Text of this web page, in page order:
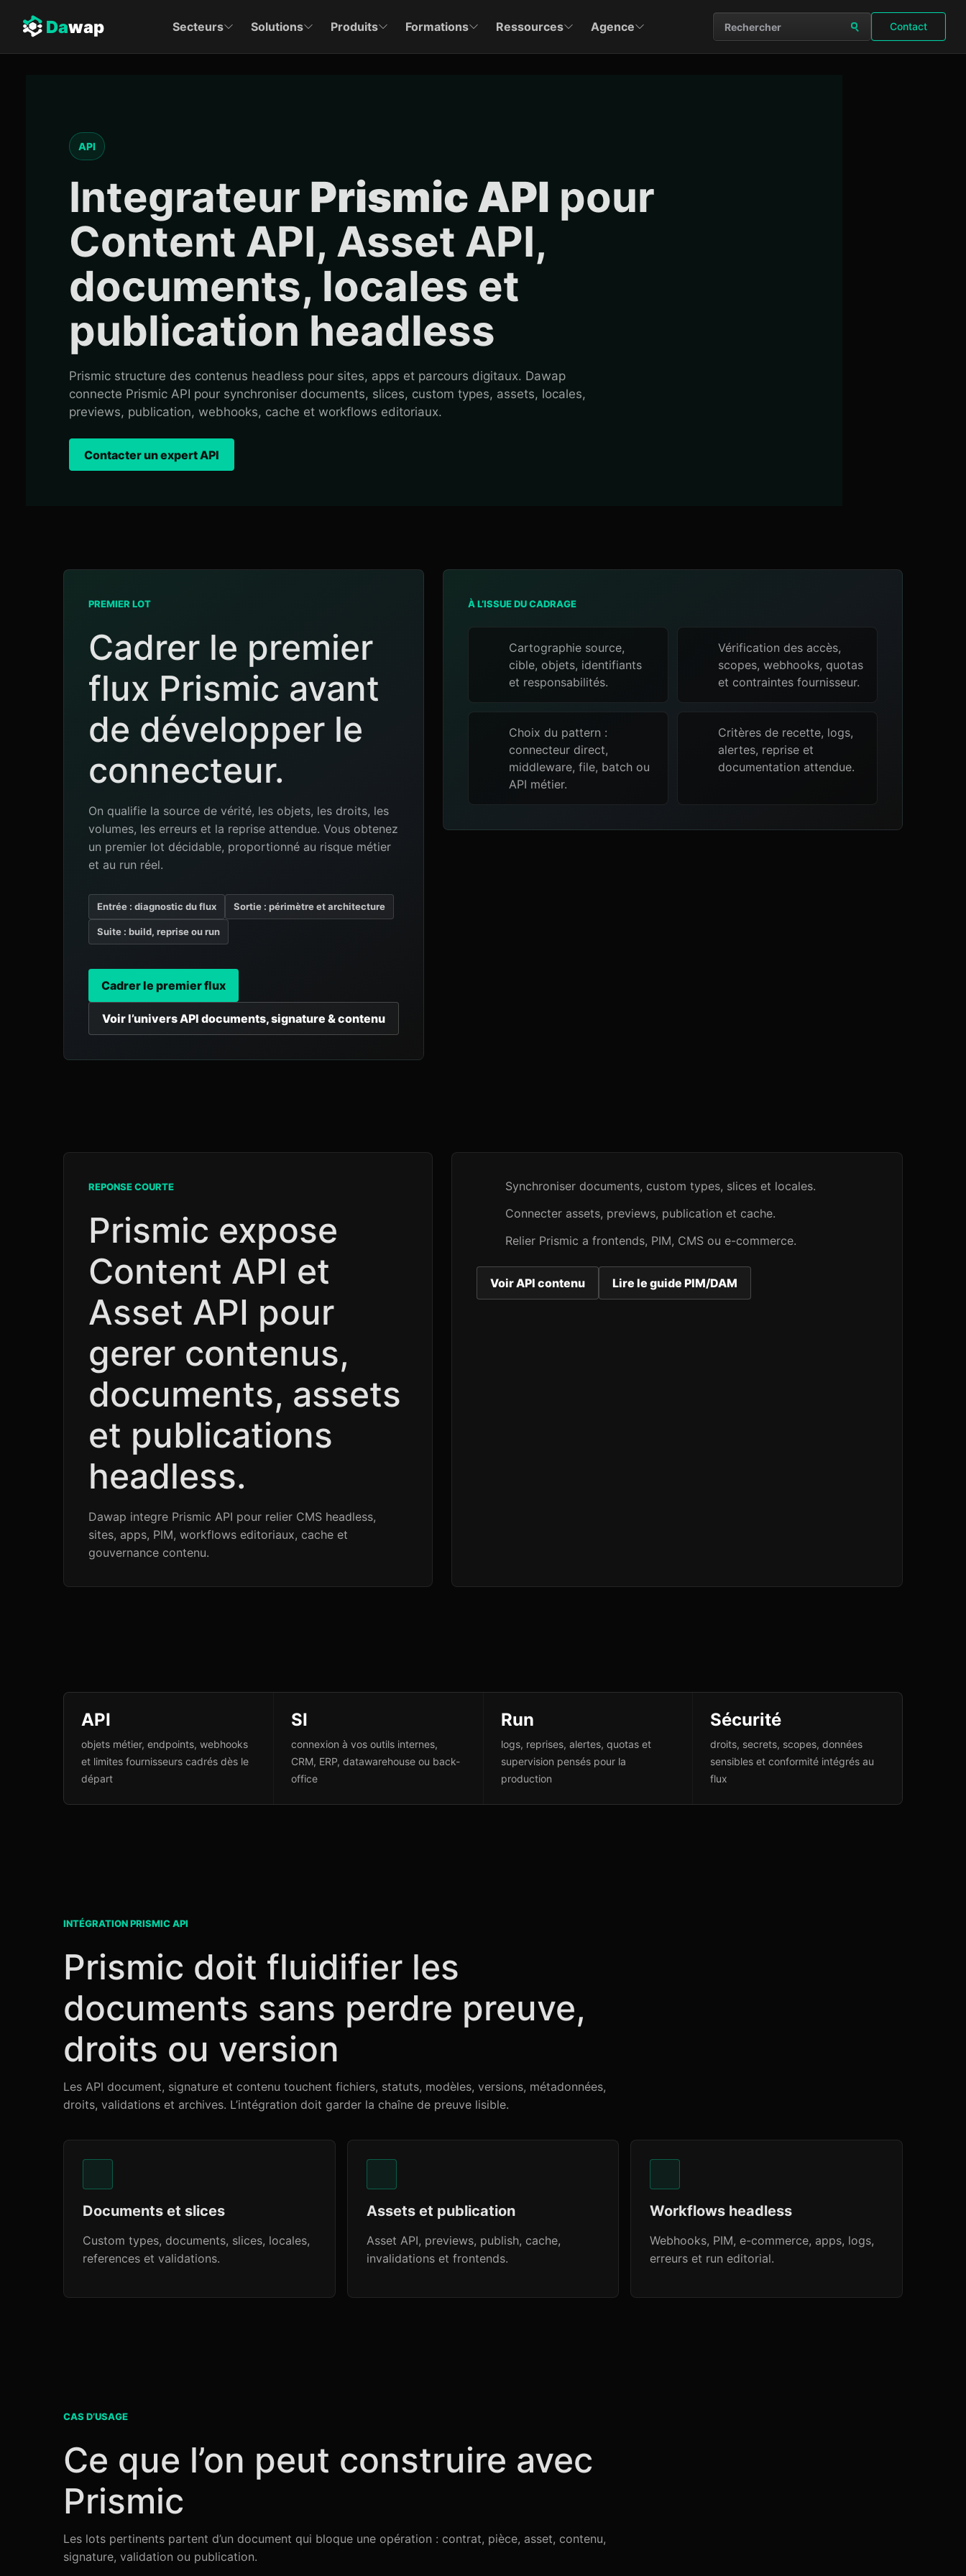
Dawap Secteurs Solutions Produits Formations Ressources Agence
Rechercher sur le site
Contact
API
Integrateur Prismic API pour
Content API, Asset API,
documents, locales et
publication headless
Prismic structure des contenus headless pour sites, apps et parcours digitaux. Dawap
connecte Prismic API pour synchroniser documents, slices, custom types, assets, locales,
previews, publication, webhooks, cache et workflows editoriaux.
Contacter un expert API
PREMIER LOT
Cadrer le premier
flux Prismic avant
de développer le
connecteur.
On qualifie la source de vérité, les objets, les droits, les
volumes, les erreurs et la reprise attendue. Vous obtenez
un premier lot décidable, proportionné au risque métier
et au run réel.
Entrée : diagnostic du flux Sortie : périmètre et architecture
Suite : build, reprise ou run
Cadrer le premier flux
Voir l’univers API documents, signature & contenu
À L’ISSUE DU CADRAGE
Cartographie source,
cible, objets, identifiants
et responsabilités.
Vérification des accès,
scopes, webhooks, quotas
et contraintes fournisseur.
Choix du pattern :
connecteur direct,
middleware, file, batch ou
API métier.
Critères de recette, logs,
alertes, reprise et
documentation attendue.
REPONSE COURTE
Prismic expose
Content API et
Asset API pour
gerer contenus,
documents, assets
et publications
headless.
Dawap integre Prismic API pour relier CMS headless,
sites, apps, PIM, workflows editoriaux, cache et
gouvernance contenu.
Synchroniser documents, custom types, slices et locales.
Connecter assets, previews, publication et cache.
Relier Prismic a frontends, PIM, CMS ou e-commerce.
Voir API contenu Lire le guide PIM/DAM
API
objets métier, endpoints, webhooks
et limites fournisseurs cadrés dès le
départ
SI
connexion à vos outils internes,
CRM, ERP, datawarehouse ou back-
office
Run
logs, reprises, alertes, quotas et
supervision pensés pour la
production
Sécurité
droits, secrets, scopes, données
sensibles et conformité intégrés au
flux
INTÉGRATION PRISMIC API
Prismic doit fluidifier les
documents sans perdre preuve,
droits ou version
Les API document, signature et contenu touchent fichiers, statuts, modèles, versions, métadonnées,
droits, validations et archives. L’intégration doit garder la chaîne de preuve lisible.
Documents et slices
Custom types, documents, slices, locales,
references et validations.
Assets et publication
Asset API, previews, publish, cache,
invalidations et frontends.
Workflows headless
Webhooks, PIM, e-commerce, apps, logs,
erreurs et run editorial.
CAS D’USAGE
Ce que l’on peut construire avec
Prismic
Les lots pertinents partent d’un document qui bloque une opération : contrat, pièce, asset, contenu,
signature, validation ou publication.